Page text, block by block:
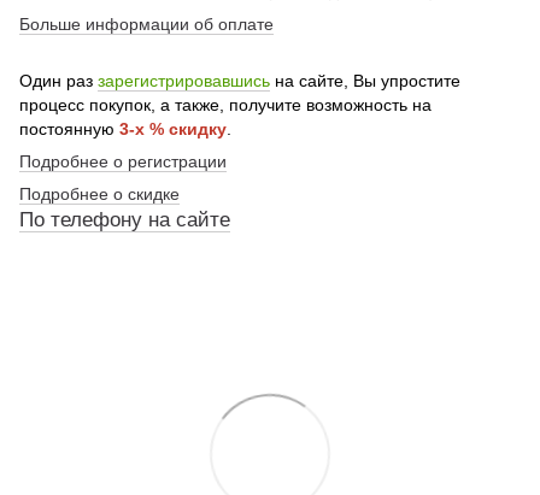
Больше информации об оплате
Один раз зарегистрировавшись на сайте, Вы упростите
процесс покупок, а также, получите возможность на
постоянную 3-х % скидку.
Подробнее о регистрации
Подробнее о скидке
По телефону на сайте